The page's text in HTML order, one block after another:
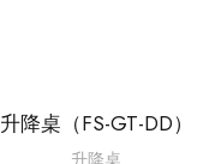
升降桌（FS-GT-DD）